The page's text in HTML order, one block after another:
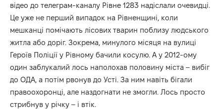
відео до телеграм-каналу Рівне 1283 надіслали очевидці.
Це уже не перший випадок на Рівненщині, коли
мешканці помічають лісових тварин поблизу людського
житла або доріг. Зокрема, минулого місяця на вулиці
Героїв Поліції у Рівному бачили косулю. А у 2012-ому
один заблукалий лось наполохав половину міста – вибіг
до ОДА, а потім рвонув до Усті. За ним навіть бігали
правоохоронці, але наздогнати не змогли. Лось просто
стрибнув у річку – і втік.